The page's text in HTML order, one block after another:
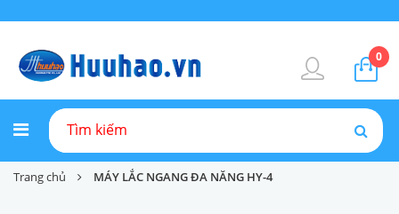
0
Trang chủ MÁY LẮC NGANG ĐA NĂNG HY-4